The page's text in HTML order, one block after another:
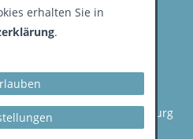
Vereinigung Land Brandenburg
erhalten Sie in
.